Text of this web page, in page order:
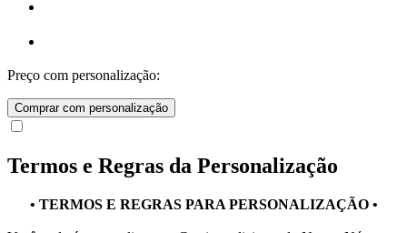
Preço com personalização:
Comprar com personalização
Termos e Regras da Personalização
• TERMOS E REGRAS PARA PERSONALIZAÇÃO •